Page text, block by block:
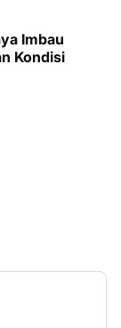
Imbau
Kondisi